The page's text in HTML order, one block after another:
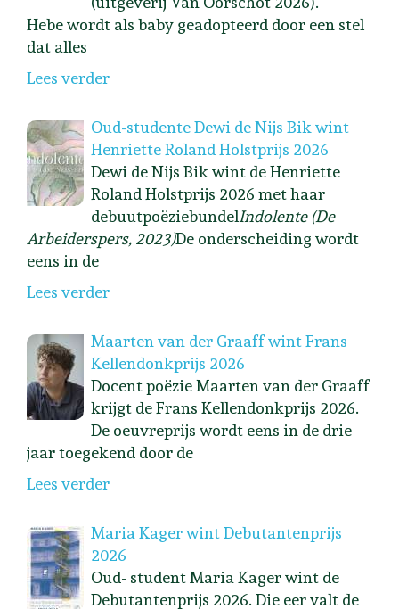
Hebe wordt als baby geadopteerd door een stel
dat alles
Lees verder
Oud-studente Dewi de Nijs Bik wint
Henriette Roland Holstprijs 2026
Dewi de Nijs Bik wint de Henriette
Roland Holstprijs 2026 met haar
debuutpoëziebundelIndolente (De
Arbeiderspers, 2023)De onderscheiding wordt
eens in de
Lees verder
Maarten van der Graaff wint Frans
Kellendonkprijs 2026
Docent poëzie Maarten van der Graaff
krijgt de Frans Kellendonkprijs 2026.
De oeuvreprijs wordt eens in de drie
jaar toegekend door de
Lees verder
Maria Kager wint Debutantenprijs
2026
Oud- student Maria Kager wint de
Debutantenprijs 2026. Die eer valt de